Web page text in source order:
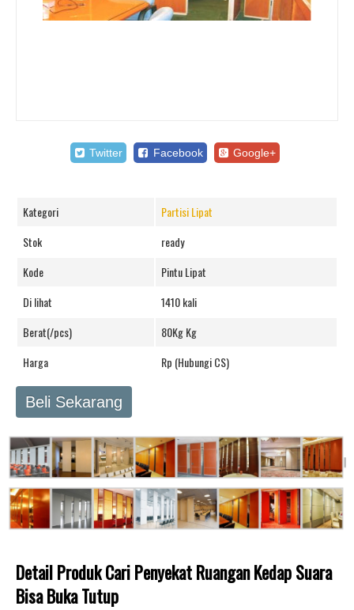
Twitter Facebook Google+
Kategori
Partisi Lipat
Stok
ready
Kode
Pintu Lipat
Di lihat
1410 kali
Berat(/pcs)
80Kg Kg
Harga
Rp (Hubungi CS)
Beli Sekarang
Detail Produk Cari Penyekat Ruangan Kedap Suara
Bisa Buka Tutup